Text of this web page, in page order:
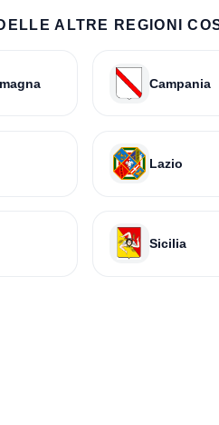
ALTRE REGIONI
Campania
Lazio
Sicilia